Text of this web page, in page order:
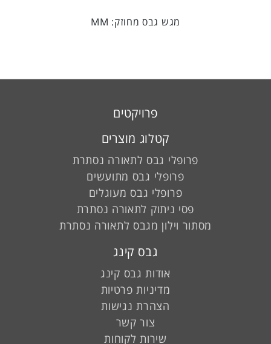
מגש גבס מחוזק: MM
פרויקטים
קטלוג מוצרים
פרופלי גבס לתאורה נסתרת
פרופלי גבס מתועשים
פרופלי גבס מעוגלים
פסי ניתוק לתאורה נסתרת
מסתור וילון מגבס לתאורה נסתרת
גבס קינג
אודות גבס קינג
מדיניות פרטיות
הצהרת נגישות
צור קשר
שירות לקוחות